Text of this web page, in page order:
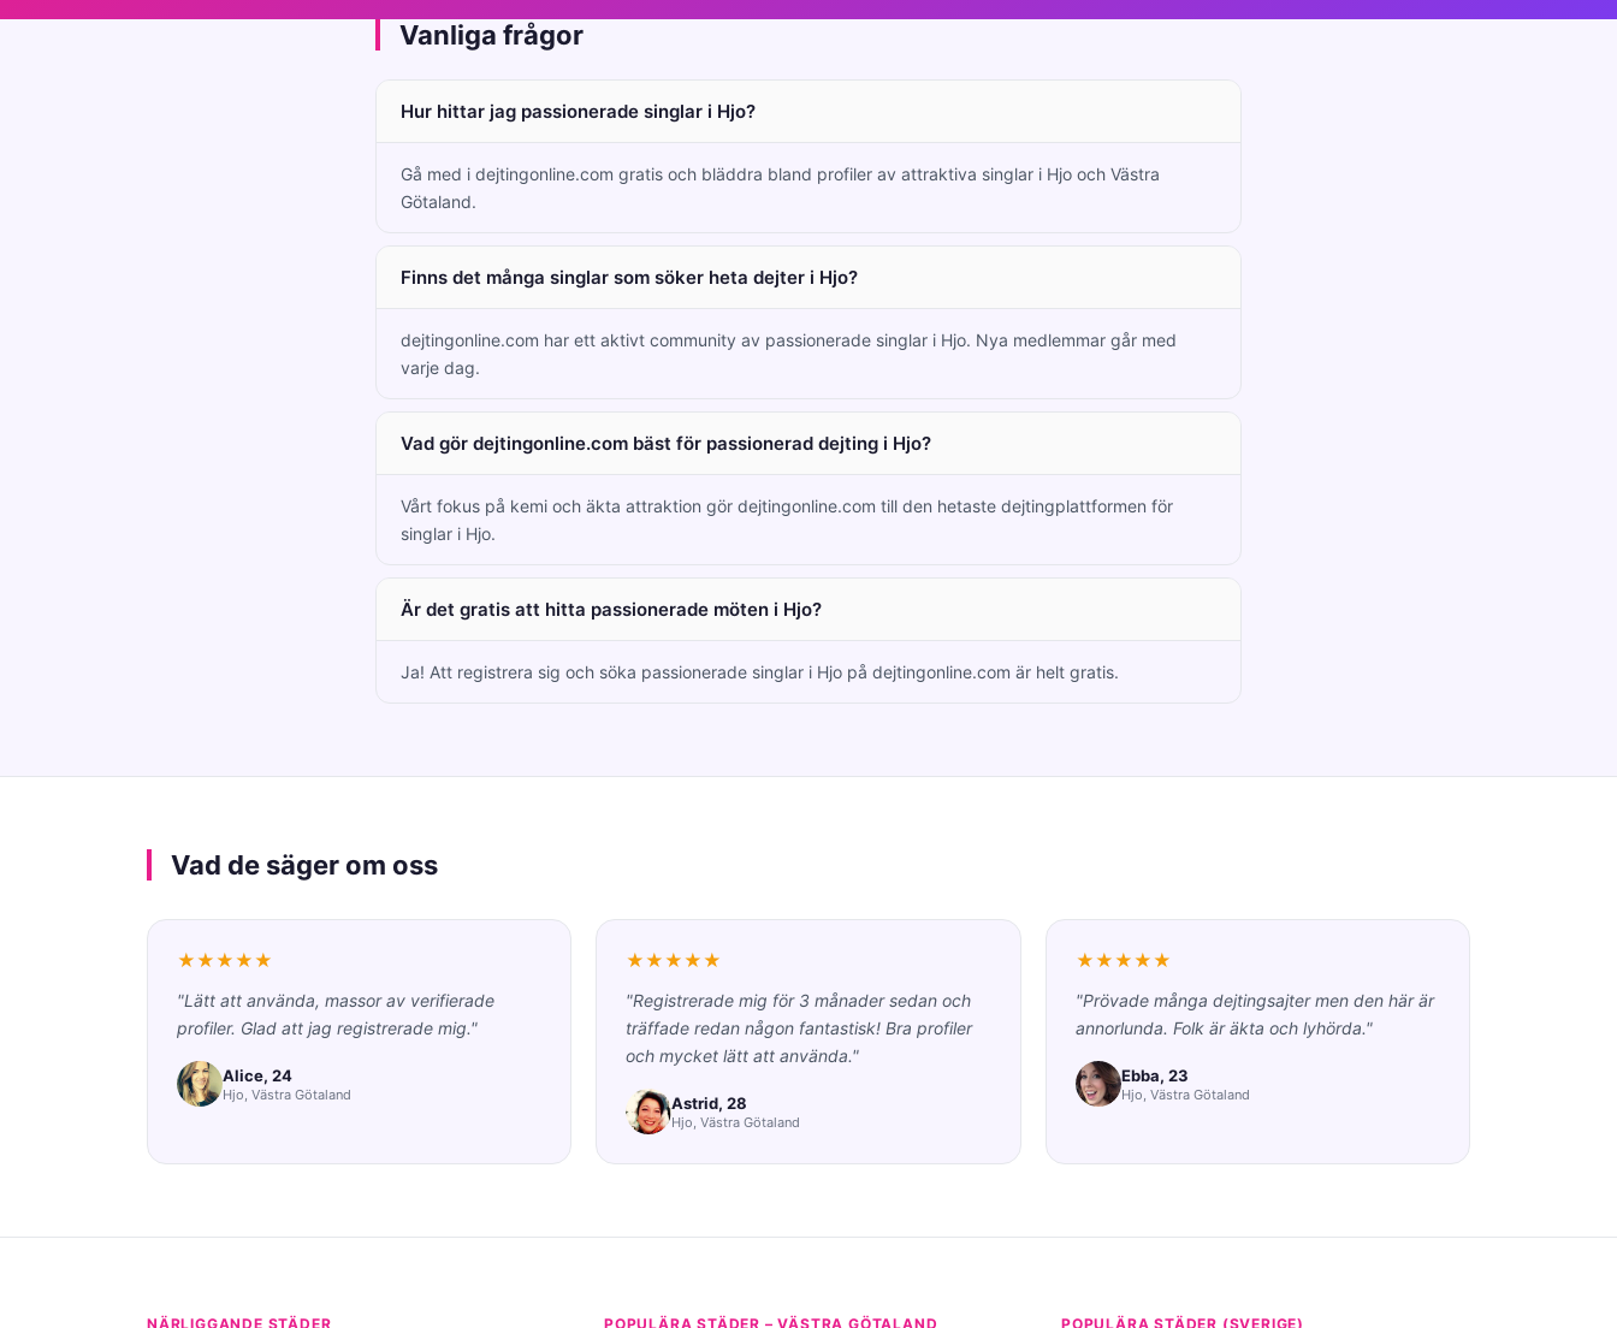
Vanliga frågor
Hur hittar jag passionerade singlar i Hjo?
Gå med i dejtingonline.com gratis och bläddra bland profiler av attraktiva singlar i Hjo och Västra
Götaland.
Finns det många singlar som söker heta dejter i Hjo?
dejtingonline.com har ett aktivt community av passionerade singlar i Hjo. Nya medlemmar går med
varje dag.
Vad gör dejtingonline.com bäst för passionerad dejting i Hjo?
Vårt fokus på kemi och äkta attraktion gör dejtingonline.com till den hetaste dejtingplattformen för
singlar i Hjo.
Är det gratis att hitta passionerade möten i Hjo?
Ja! Att registrera sig och söka passionerade singlar i Hjo på dejtingonline.com är helt gratis.
Vad de säger om oss
★★★★★
"Lätt att använda, massor av verifierade
profiler. Glad att jag registrerade mig."
Alice, 24
Hjo, Västra Götaland
★★★★★
"Registrerade mig för 3 månader sedan och
träffade redan någon fantastisk! Bra profiler
och mycket lätt att använda."
Astrid, 28
Hjo, Västra Götaland
★★★★★
"Prövade många dejtingsajter men den här är
annorlunda. Folk är äkta och lyhörda."
Ebba, 23
Hjo, Västra Götaland
NÄRLIGGANDE STÄDER POPULÄRA STÄDER – VÄSTRA GÖTALAND POPULÄRA STÄDER (SVERIGE)